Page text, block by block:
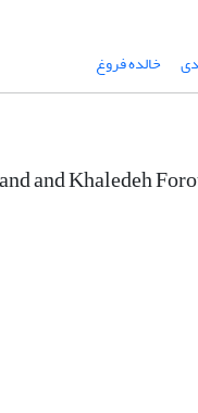
خالده فروغ
and Khaledeh